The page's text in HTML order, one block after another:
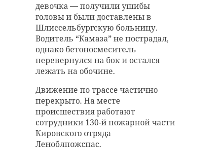
девочка — получили ушибы
головы и были доставлены в
Шлиссельбургскую больницу.
Водитель “Камаза” не пострадал,
однако бетоносмеситель
перевернулся на бок и остался
лежать на обочине.
Движение по трассе частично
перекрыто. На месте
происшествия работают
сотрудники 130-й пожарной части
Кировского отряда
Леноблпожспас.